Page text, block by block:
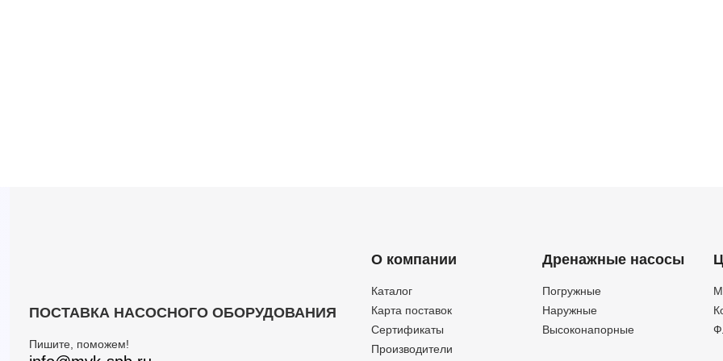
ПОСТАВКА НАСОСНОГО ОБОРУДОВАНИЯ
Пишите, поможем!
О компании
Каталог
Карта поставок
Сертификаты
Производители
Дренажные насосы
Погружные
Наружные
Высоконапорные